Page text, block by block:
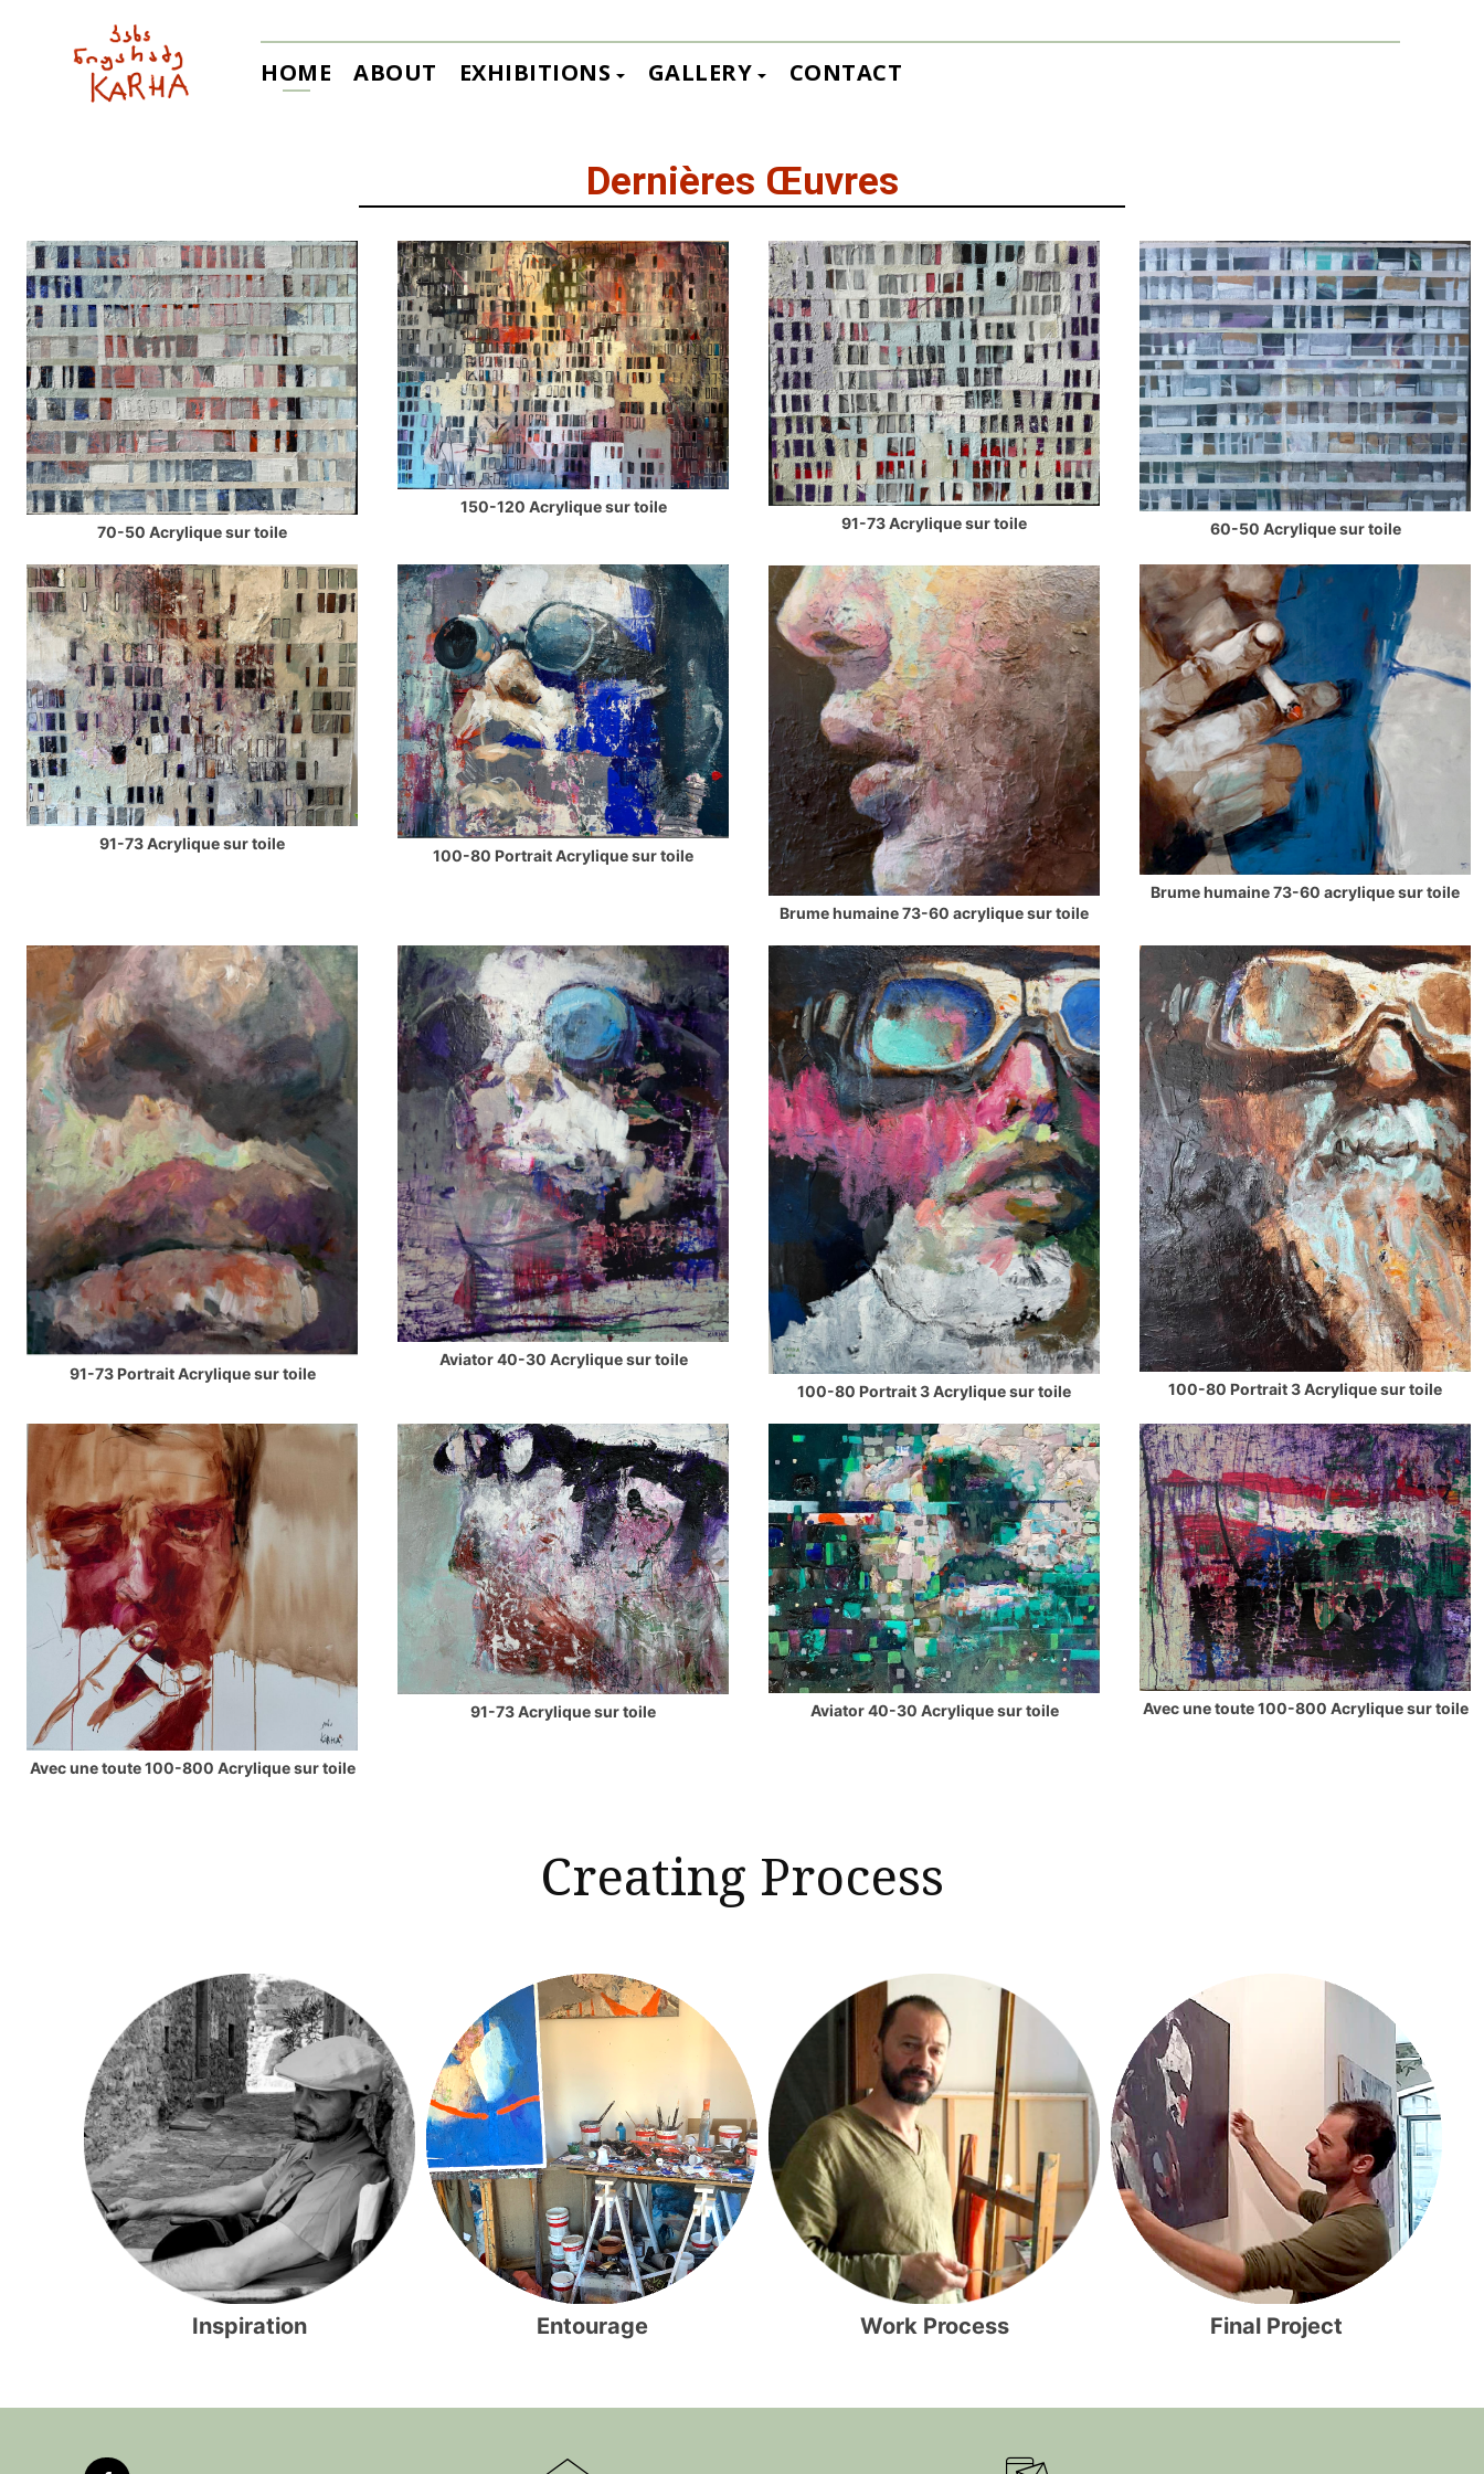
HOME ABOUT EXHIBITIONS GALLERY CONTACT
Dernières Œuvres
70-50 Acrylique sur toile
150-120 Acrylique sur toile
91-73 Acrylique sur toile
60-50 Acrylique sur toile
91-73 Acrylique sur toile
100-80 Portrait Acrylique sur toile
Brume humaine 73-60 acrylique sur toile
Brume humaine 73-60 acrylique sur toile
91-73 Portrait Acrylique sur toile
Aviator 40-30 Acrylique sur toile
100-80 Portrait 3 Acrylique sur toile
100-80 Portrait 3 Acrylique sur toile
Avec une toute 100-800 Acrylique sur toile
91-73 Acrylique sur toile Aviator 40-30 Acrylique sur toile Avec une toute 100-800 Acrylique sur toile
Creating Process
Inspiration Entourage Work Process Final Project